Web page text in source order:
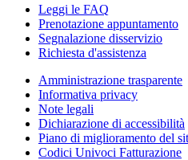
Leggi le FAQ
Prenotazione appuntamento
Segnalazione disservizio
Richiesta d'assistenza
Amministrazione trasparente
Informativa privacy
Note legali
Dichiarazione di accessibilità
Piano di miglioramento del
Codici Univoci Fatturazione